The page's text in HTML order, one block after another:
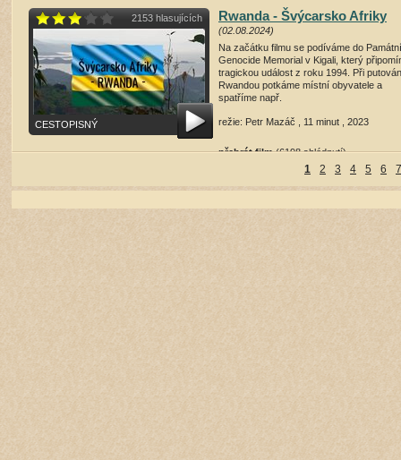
2153 hlasujících
CESTOPISNÝ
Rwanda - Švýcarsko Afriky
(02.08.2024)
Na začátku filmu se podíváme do
Genocide Memorial v Kigali, který
tragickou událost z roku 1994. Při
Rwandou potkáme místní obyvatele a
spatříme např.
režie: Petr Mazáč , 11 minut , 2023
přehrát film (6198 shlédnutí)
1 2 3 4 5 6 7